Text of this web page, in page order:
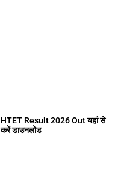
HTET Result 2026 Out यहां से
करें डाउनलोड